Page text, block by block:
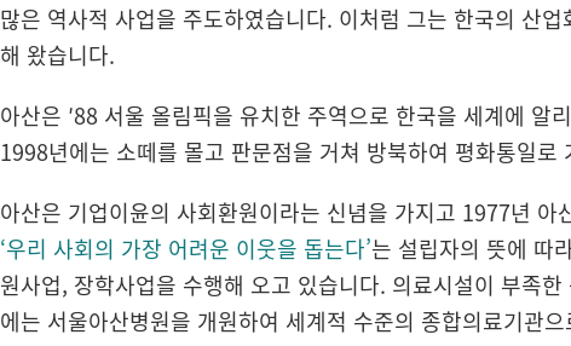
많은 역사적 사업을 주도하였습니다. 이처럼 그는 한국의 산
해 왔습니다.
아산은 ′88 서울 올림픽을 유치한 주역으로 한국을 세계에 알
1998년에는 소떼를 몰고 판문점을 거쳐 방북하여 평화통일로
아산은 기업이윤의 사회환원이라는 신념을 가지고 1977년
‘우리 사회의 가장 어려운 이웃을 돕는다’는 설립자의 뜻에 따
원사업, 장학사업을 수행해 오고 있습니다. 의료시설이 부족
에는 서울아산병원을 개원하여 세계적 수준의 종합의료기관